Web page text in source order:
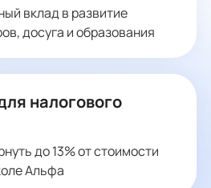
вклад в развитие
досуга и образования
налогового
до 13% от стоимости
Альфа